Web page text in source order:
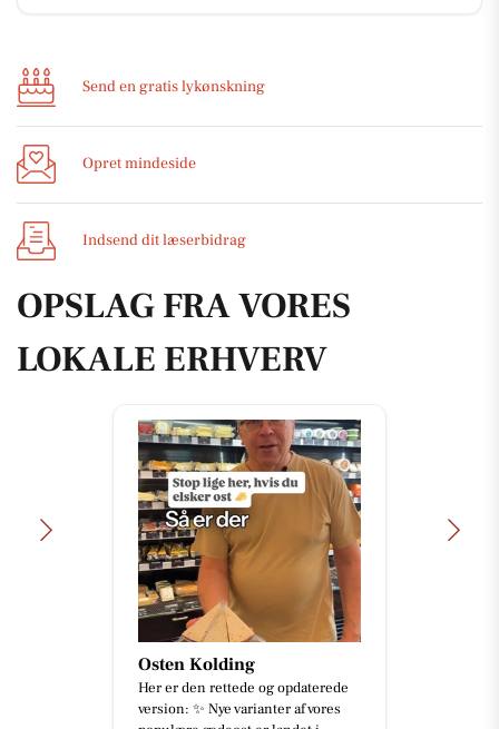
Send en gratis lykønskning
Opret mindeside
Indsend dit læserbidrag
OPSLAG FRA VORES
LOKALE ERHVERV
Osten Kolding
Her er den rettede og opdaterede
version: ✨ Nye varianter af vores